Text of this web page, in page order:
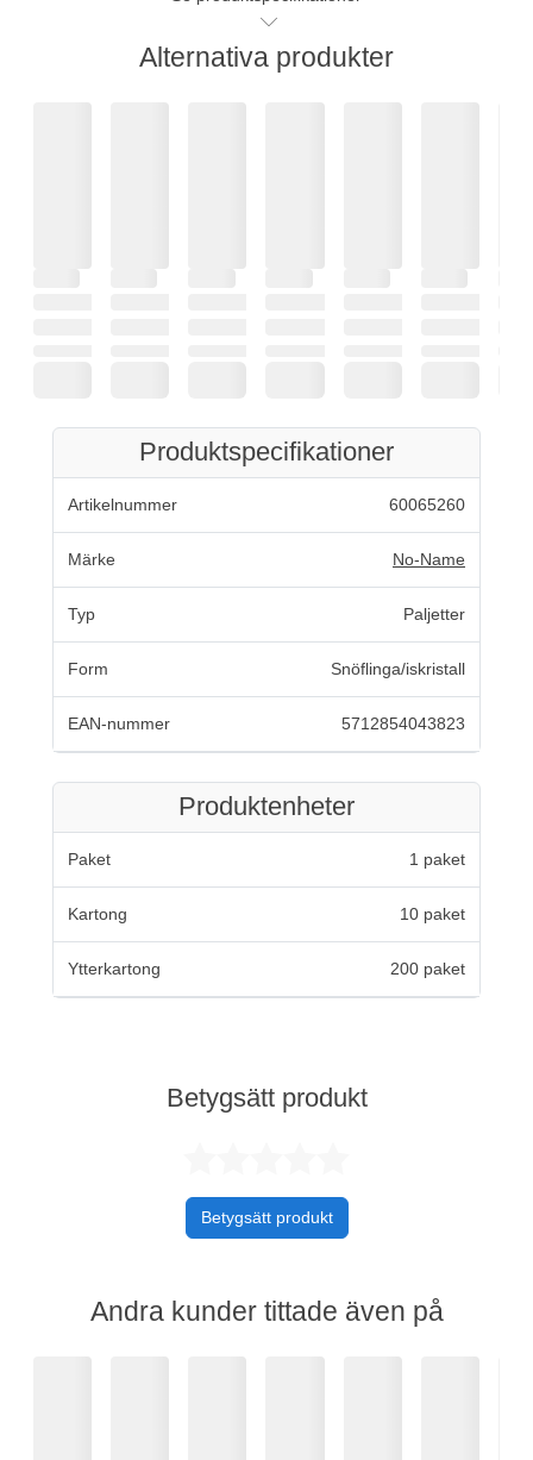
Alternativa produkter
Produktspecifikationer
Artikelnummer 60065260
Märke No-Name
Typ Paljetter
Form Snöflinga/iskristall
EAN-nummer 5712854043823
Produktenheter
Paket 1 paket
Kartong 10 paket
Ytterkartong 200 paket
Betygsätt produkt
Betygsätt produkt
Andra kunder tittade även på